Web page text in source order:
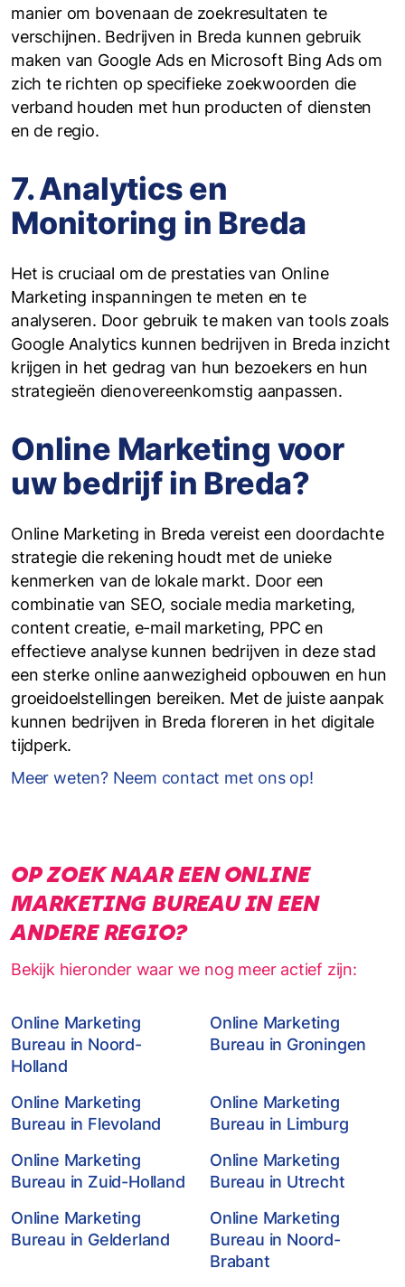
manier om bovenaan de zoekresultaten te
verschijnen. Bedrijven in Breda kunnen gebruik
maken van Google Ads en Microsoft Bing Ads om
zich te richten op specifieke zoekwoorden die
verband houden met hun producten of diensten
en de regio.
7. Analytics en
Monitoring in Breda
Het is cruciaal om de prestaties van Online
Marketing inspanningen te meten en te
analyseren. Door gebruik te maken van tools zoals
Google Analytics kunnen bedrijven in Breda inzicht
krijgen in het gedrag van hun bezoekers en hun
strategieën dienovereenkomstig aanpassen.
Online Marketing voor
uw bedrijf in Breda?
Online Marketing in Breda vereist een doordachte
strategie die rekening houdt met de unieke
kenmerken van de lokale markt. Door een
combinatie van SEO, sociale media marketing,
content creatie, e-mail marketing, PPC en
effectieve analyse kunnen bedrijven in deze stad
een sterke online aanwezigheid opbouwen en hun
groeidoelstellingen bereiken. Met de juiste aanpak
kunnen bedrijven in Breda floreren in het digitale
tijdperk.
Meer weten? Neem contact met ons op!
OP ZOEK NAAR EEN ONLINE
MARKETING BUREAU IN EEN
ANDERE REGIO?
Bekijk hieronder waar we nog meer actief zijn:
Online Marketing
Bureau in Noord-
Holland
Online Marketing
Bureau in Groningen
Online Marketing
Bureau in Flevoland
Online Marketing
Bureau in Limburg
Online Marketing
Bureau in Zuid-Holland
Online Marketing
Bureau in Utrecht
Online Marketing
Bureau in Gelderland
Online Marketing
Bureau in Noord-
Brabant